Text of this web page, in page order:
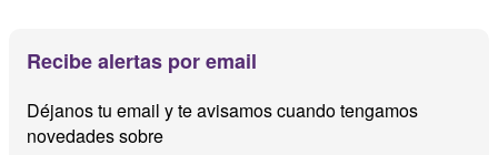
Recibe alertas por email
Déjanos tu email y te avisamos cuando tengamos
novedades sobre